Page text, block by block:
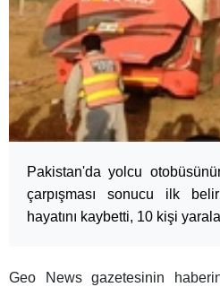
Pakistan'da yolcu
çarpışması sonucu ilk
hayatını kaybetti, 10 kişi
Geo News gazetesinin